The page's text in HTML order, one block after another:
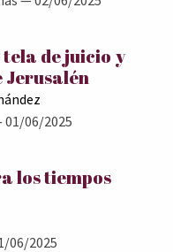
tela de juicio y
Jerusalén
06/2025
los tiempos
06/2025